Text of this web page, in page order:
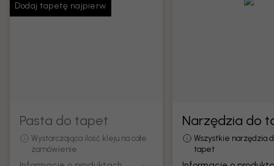
Dodaj tapetę najpierw
Pasta do tapet
Wystarczająca ilość kleju na całe
zamówienie
Narzędzia do
Wszystkie narzędzia
tapet